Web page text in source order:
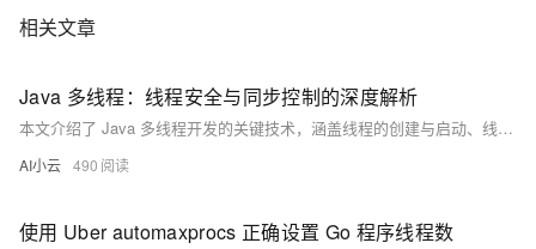
相关文章
Java 多线程：线程安全与同步控制的深度解析
本文介绍了 Java 多线程开发的关键技术，涵盖线程的创建与启动、线程安全问题及其解决方案，包括 synchronized 关键字、原子类和线程间通信机制。通过示例代码讲解了多线程编程中的常见问题与优化方法，帮助开发者提升程序性能与稳定性。
AI小云 490
使用 Uber automaxprocs 正确设置 Go 程序线程数